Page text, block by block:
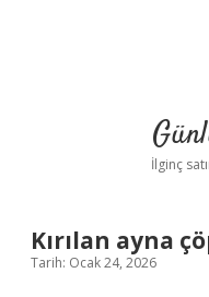
İlginç
Kırılan ayna
Tarih: Ocak 24, 2026